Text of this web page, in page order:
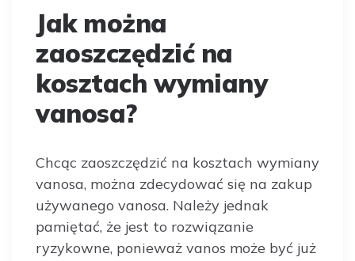
Jak można
zaoszczędzić na
kosztach wymiany
vanosa?
Chcąc zaoszczędzić na kosztach wymiany
vanosa, można zdecydować się na zakup
używanego vanosa. Należy jednak
pamiętać, że jest to rozwiązanie
ryzykowne, ponieważ vanos może być już